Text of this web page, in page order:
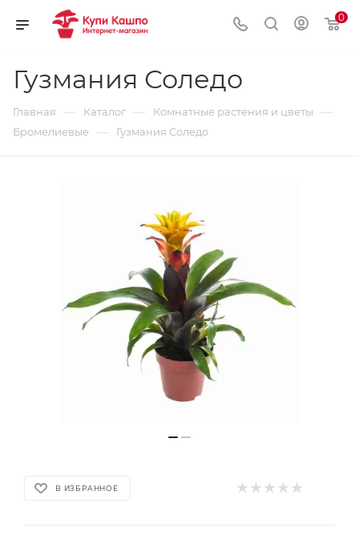
0
Гузмания Соледо
Главная — Каталог — Комнатные растения и цветы —
Бромелиевые — Гузмания Соледо
В ИЗБРАННОЕ